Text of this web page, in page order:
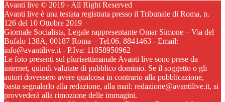
Avanti live © 2019 - All Right Reserved
Avanti live è una testata registrata presso il Tribunale di Roma, n.
126 del 10 Ottobre 2019
Giornale Socialista, Legale rappresentante Omar Simone – Via del
Bufalo 138A, 00187 Roma – Tel.06. 8841463 - Email:
info@avantilive.it - P.Iva: 11058950962
Le foto presenti sul plurisettimanale Avanti live sono prese da
internet, quindi valutate di pubblico dominio. Se il soggetto o gli
autori dovessero avere qualcosa in contrario alla pubblicazione,
basta segnalarlo alla redazione, alla mail: redazione@avantilive.it, si
provvederà alla rimozione delle immagini.